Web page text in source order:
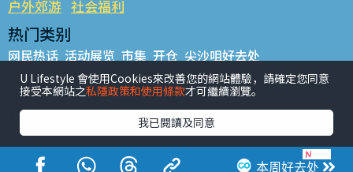
本周好去处
户外郊游 社会福利
热门类别
网民热话 活动展览 市集 开仓 尖沙咀好去处
铜锣湾好去处 元朗好去处 荃湾好去处 旺角好去处 社会
餐厅情报 户外郊游
热门标签
#UGO揾好去处 #人气活动推介 #美食社群热话
#亲子玩乐好去处
#ULifestyle应用程式
#限时抢
U Lifestyle 會使用Cookies來改善您的網站體驗，請確定您同意
接受本網站之私隱政策和使用條款才可繼續瀏覽。
我已閱讀及同意